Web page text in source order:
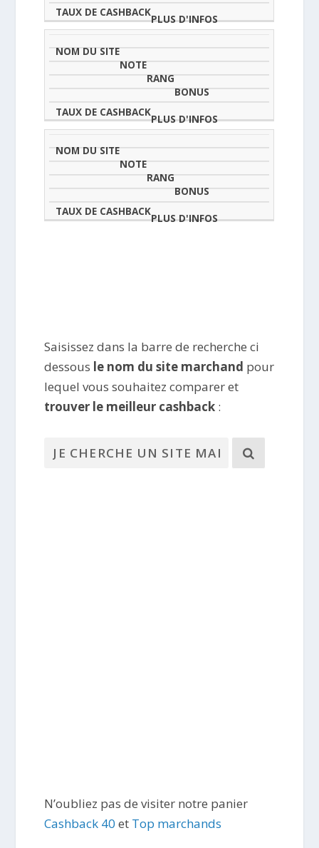
Saisissez dans la barre de recherche ci
dessous le nom du site marchand pour
lequel vous souhaitez comparer et
trouver le meilleur cashback :
N’oubliez pas de visiter notre panier
Cashback 40 et Top marchands